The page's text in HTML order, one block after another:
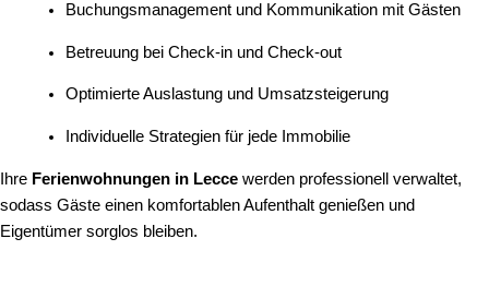
Buchungsmanagement und Kommunikation mit Gästen
Betreuung bei Check-in und Check-out
Optimierte Auslastung und Umsatzsteigerung
Individuelle Strategien für jede Immobilie
Ihre Ferienwohnungen in Lecce werden professionell verwaltet,
sodass Gäste einen komfortablen Aufenthalt genießen und
Eigentümer sorglos bleiben.